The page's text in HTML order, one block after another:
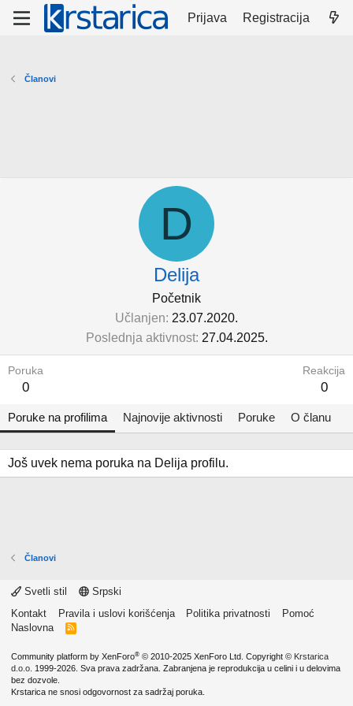
Prijava Registracija
Članovi
D
Delija
Početnik
Učlanjen 23.07.2020.
Poslednja aktivnost 27.04.2025.
Poruka
0
Reakcija
0
Poruke na profilima Najnovije aktivnosti Poruke O članu
Još uvek nema poruka na Delija profilu.
Članovi
Svetli stil
Srpski
Kontakt
Pravila i uslovi korišćenja Politika privatnosti
Pomoć
Naslovna
R
Community platform by XenForo® © 2010-2025 XenForo Ltd. Copyright © Krstarica
d.o.o. 1999-2026. Sva prava zadržana. Zabranjena je reprodukcija u celini i u delovima
bez dozvole.
Krstarica ne snosi odgovornost za sadržaj poruka.